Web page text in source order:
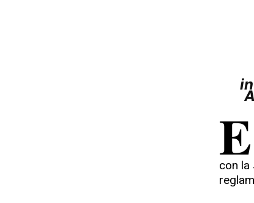
E
con la